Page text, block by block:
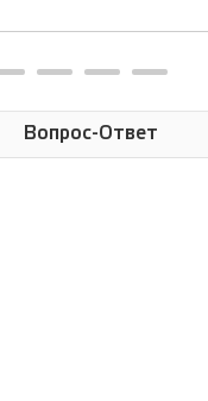
Вопрос-Ответ